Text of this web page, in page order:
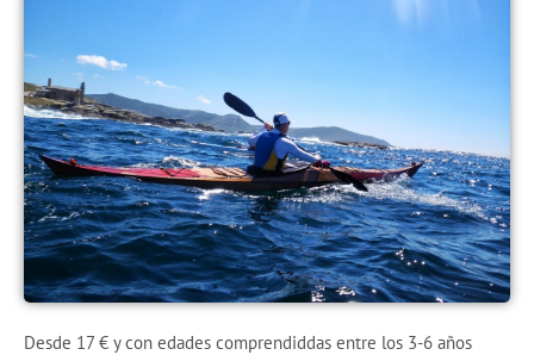
Desde 17 € y con edades comprendiddas entre los 3-6 años